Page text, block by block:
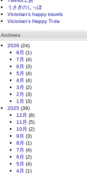
うさぎのしっぽ
Victorian's happy travels
Victorian's Happy Ti-da
Archives
2026 (24)
8月 (1)
7月 (4)
6月 (3)
5月 (4)
4月 (4)
3月 (2)
2月 (3)
1月 (3)
2025 (39)
12月 (8)
11月 (5)
10月 (2)
9月 (3)
8月 (1)
7月 (4)
6月 (2)
5月 (4)
4月 (1)